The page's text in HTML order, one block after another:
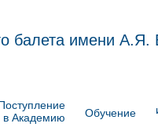
балета имени А.Я.
в Академию
Обучение